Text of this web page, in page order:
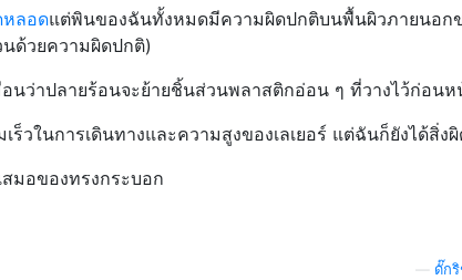
หลอดแต่พินของฉันทั้งหมดมีความผิดปกติบนพื้นผิวภายนอก
ด้วยความผิดปกติ)
นว่าปลายร้อนจะย้ายชิ้นส่วนพลาสติกอ่อน ๆ ที่วางไว้ก่อน
วในการเดินทางและความสูงของเลเยอร์ แต่ฉันก็ยังได้สิ่ง
มอของทรงกระบอก
ดั๊ก